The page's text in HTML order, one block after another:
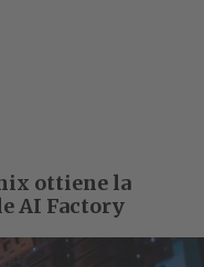
ottiene la
AI Factory